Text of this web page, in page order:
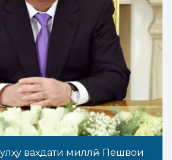
ваҳдати миллӣ – Пешвои